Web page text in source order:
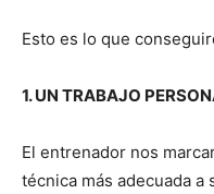
Esto es lo que
1. UN TRABAJO
El entrenador nos
técnica más adecuada a